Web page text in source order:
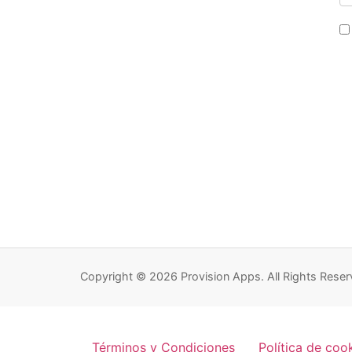
Copyright © 2026 Provision Apps. All Rights
Términos y Condiciones Política de